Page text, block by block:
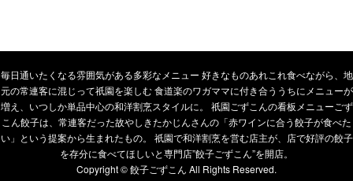
毎日通いたくなる雰囲気がある多彩なメニュー 好きなものあれこれ食べながら、地
元の常連客に混じって祇園を楽しむ 食道楽のワガママに付き合ううちにメニューが
増え、いつしか単品中心の和洋割烹スタイルに。 祇園ごずこんの看板メニューごず
こん餃子は、常連客だった故やしきたかじんさんの「赤ワインに合う餃子が食べた
い」という提案から生まれたもの。 祇園で和洋割烹を営む店主が、店で好評の餃子
を存分に食べてほしいと専門店”餃子ごずこん”を開店。
Copyright © 餃子ごずこん All Rights Reserved.